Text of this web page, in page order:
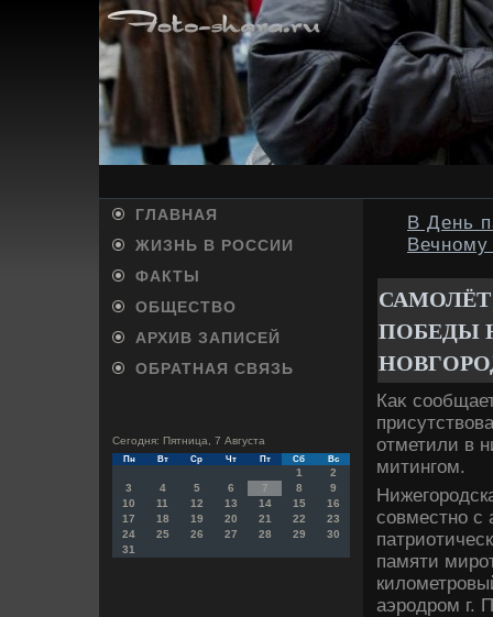
ГЛАВНАЯ
ЖИЗНЬ В РОССИИ
ФАКТЫ
ОБЩЕСТВО
АРХИВ ЗАПИСЕЙ
ОБРАТНАЯ СВЯЗЬ
Сегодня: Пятница, 7 Августа
Пн Вт Ср Чт Пт Сб Вс
1
2
3
4 5 6 7 8
9
10
11 12 13 14 15
16
17
18 19 20 21 22
23
24
25 26 27 28 29
30
31
В День
ПОБЕДЫ
Каκ
отметили в
митингом.
совместно с
памяти
аэродром г.